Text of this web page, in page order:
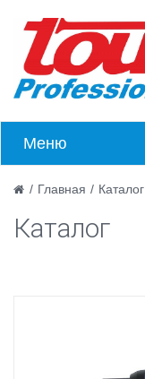
Меню
/ Главная / Каталог
Каталог